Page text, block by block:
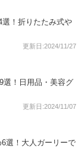
！折りたたみ式や
更新日:2024/11/27
選！日用品・美容グ
更新日:2024/11/07
選！大人ガーリーで